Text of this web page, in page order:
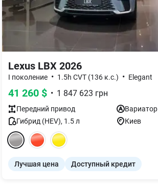
Lexus LBX 2026
I поколение • 1.5h CVT (136 к.с.) • Elegant
41 260 $ • 1 847 623 грн
Передний привод
Вариатор
Гибрид (HEV), 1.5л Киев
Лучшая цена Доступный кредит